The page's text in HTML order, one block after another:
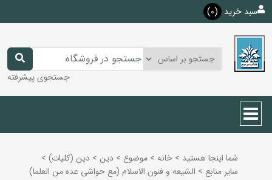
سبد خرید (0)
جستجوی پیشرفته
شما اینجا هستید > خانه > موضوع > دين > دين (كليات) >
ساير منابع > الشیعه و فنون الاسلام (مع حواشی عده من العلما)